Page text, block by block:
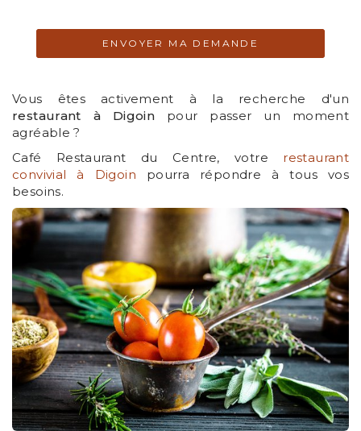
ENVOYER MA DEMANDE
Vous êtes activement à la recherche d'un
restaurant à Digoin pour passer un moment
agréable ?
Café Restaurant du Centre, votre restaurant
convivial à Digoin pourra répondre à tous vos
besoins.